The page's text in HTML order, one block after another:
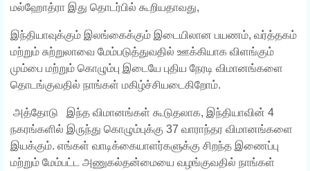
மல்ஹோத்ரா இது தொடர்பில் கூறியதாவது,
இந்தியாவுக்கும் இலங்கைக்கும் இடையிலான பயணம், வர்த்தகம்
மற்றும் சுற்றுலாவை மேம்படுத்துவதில் ஊக்கியாக விளங்கும்
மும்பை மற்றும் கொழும்பு இடையே புதிய நேரடி விமானங்களை
தொடங்குவதில் நாங்கள் மகிழ்ச்சியடைகிறோம்.
அத்தோடு இந்த விமானங்கள் கூடுதலாக, இந்தியாவின் 4
நகரங்களில் இருந்து கொழும்புக்கு 37 வாராந்தர விமானங்களை
இயக்கும். எங்கள் வாடிக்கையாளர்களுக்கு சிறந்த இணைப்பு
மற்றும் மேம்பட்ட அணுகல்தன்மையை வழங்குவதில் நாங்கள்